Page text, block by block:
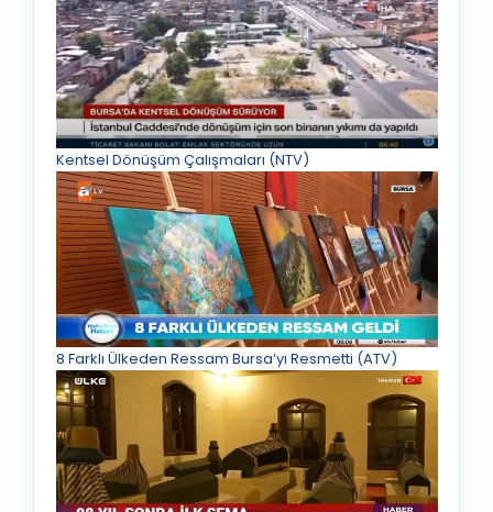
Kentsel Dönüşüm Çalışmaları (NTV)
8 Farklı Ülkeden Ressam Bursa’yı Resmetti (ATV)